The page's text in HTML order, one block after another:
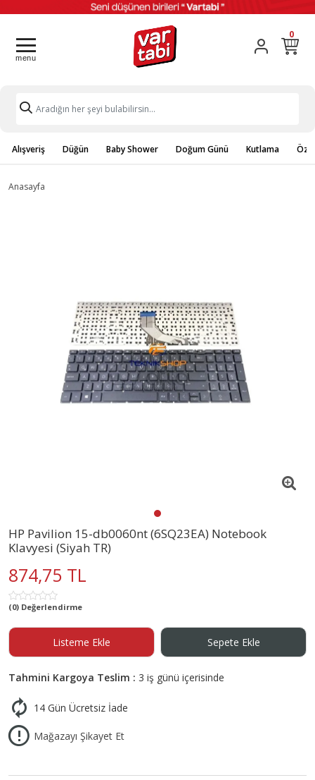
0
Alışveriş Düğün Baby Shower Doğum Günü Kutlama
Anasayfa
HP Pavilion 15-db0060nt (6SQ23EA) Notebook
Klavyesi (Siyah TR)
874,75 TL
(0) Değerlendirme
Listeme Ekle Sepete Ekle
Tahmini Kargoya Teslim : 3 iş günü içerisinde
14 Gün Ücretsiz İade
Mağazayı Şikayet Et